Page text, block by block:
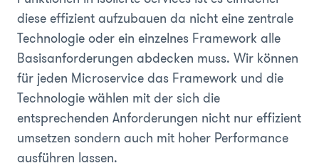
diese effizient aufzubauen da nicht eine zentrale
Technologie oder ein einzelnes Framework alle
Basisanforderungen abdecken muss. Wir können
für jeden Microservice das Framework und die
Technologie wählen mit der sich die
entsprechenden Anforderungen nicht nur effizient
umsetzen sondern auch mit hoher Performance
ausführen lassen.